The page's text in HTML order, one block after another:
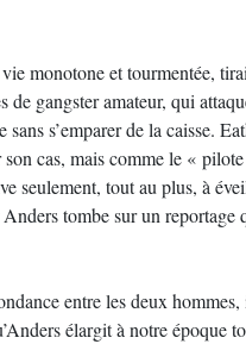
monotone et tourmentée,
gangster amateur, qui
s’emparer de la caisse.
cas, mais comme le «
seulement, tout au plus, à
tombe sur un reportage
entre les deux
élargit à notre époque